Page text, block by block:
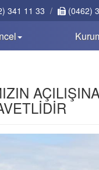
341 11 33 (0462)